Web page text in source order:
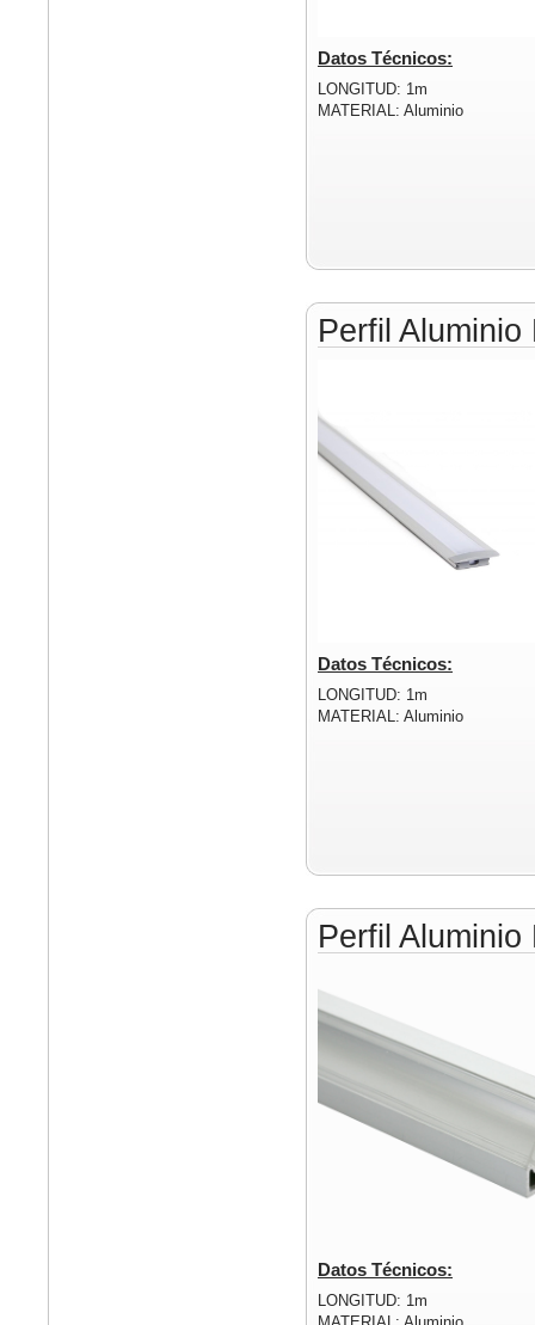
Datos Técnicos:
LONGITUD: 1m
MATERIAL: Aluminio
Perfil
Datos Técnicos:
LONGITUD: 1m
MATERIAL: Aluminio
Perfil
Datos Técnicos:
LONGITUD: 1m